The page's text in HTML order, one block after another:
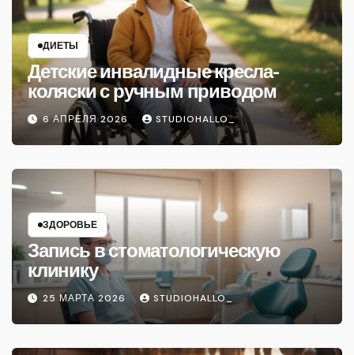
ДИЕТЫ
Детские инвалидные кресла-
коляски с ручным приводом
6 АПРЕЛЯ 2026 STUDIOHALLO_
ЗДОРОВЬЕ
Запись в стоматологическую
клинику
25 МАРТА 2026 STUDIOHALLO_